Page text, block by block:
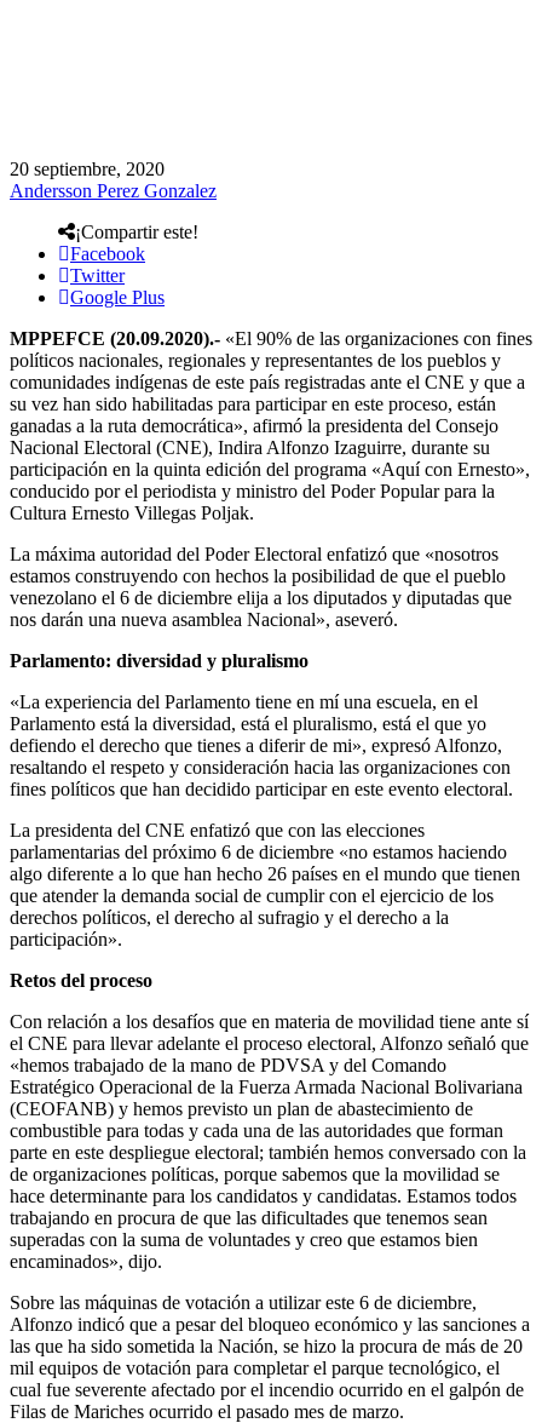
20 septiembre, 2020
Andersson Perez Gonzalez
¡Compartir este!
Facebook
Twitter
Google Plus
MPPEFCE (20.09.2020).- «El 90% de las organizaciones con fines
políticos nacionales, regionales y representantes de los pueblos y
comunidades indígenas de este país registradas ante el CNE y que a
su vez han sido habilitadas para participar en este proceso, están
ganadas a la ruta democrática», afirmó la presidenta del Consejo
Nacional Electoral (CNE), Indira Alfonzo Izaguirre, durante su
participación en la quinta edición del programa «Aquí con Ernesto»,
conducido por el periodista y ministro del Poder Popular para la
Cultura Ernesto Villegas Poljak.
La máxima autoridad del Poder Electoral enfatizó que «nosotros
estamos construyendo con hechos la posibilidad de que el pueblo
venezolano el 6 de diciembre elija a los diputados y diputadas que
nos darán una nueva asamblea Nacional», aseveró.
Parlamento: diversidad y pluralismo
«La experiencia del Parlamento tiene en mí una escuela, en el
Parlamento está la diversidad, está el pluralismo, está el que yo
defiendo el derecho que tienes a diferir de mi», expresó Alfonzo,
resaltando el respeto y consideración hacia las organizaciones con
fines políticos que han decidido participar en este evento electoral.
La presidenta del CNE enfatizó que con las elecciones
parlamentarias del próximo 6 de diciembre «no estamos haciendo
algo diferente a lo que han hecho 26 países en el mundo que tienen
que atender la demanda social de cumplir con el ejercicio de los
derechos políticos, el derecho al sufragio y el derecho a la
participación».
Retos del proceso
Con relación a los desafíos que en materia de movilidad tiene ante sí
el CNE para llevar adelante el proceso electoral, Alfonzo señaló que
«hemos trabajado de la mano de PDVSA y del Comando
Estratégico Operacional de la Fuerza Armada Nacional Bolivariana
(CEOFANB) y hemos previsto un plan de abastecimiento de
combustible para todas y cada una de las autoridades que forman
parte en este despliegue electoral; también hemos conversado con la
de organizaciones políticas, porque sabemos que la movilidad se
hace determinante para los candidatos y candidatas. Estamos todos
trabajando en procura de que las dificultades que tenemos sean
superadas con la suma de voluntades y creo que estamos bien
encaminados», dijo.
Sobre las máquinas de votación a utilizar este 6 de diciembre,
Alfonzo indicó que a pesar del bloqueo económico y las sanciones a
las que ha sido sometida la Nación, se hizo la procura de más de 20
mil equipos de votación para completar el parque tecnológico, el
cual fue severente afectado por el incendio ocurrido en el galpón de
Filas de Mariches ocurrido el pasado mes de marzo.